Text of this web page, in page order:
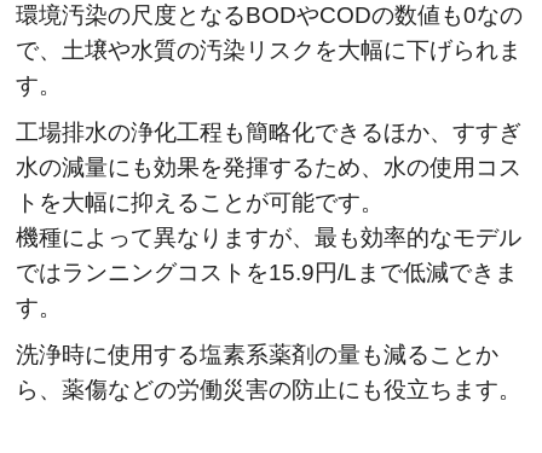
環境汚染の尺度となるBODやCODの数値も0なの
で、土壌や水質の汚染リスクを大幅に下げられま
す。
工場排水の浄化工程も簡略化できるほか、すすぎ
水の減量にも効果を発揮するため、水の使用コス
トを大幅に抑えることが可能です。
機種によって異なりますが、最も効率的なモデル
ではランニングコストを15.9円/Lまで低減できま
す。
洗浄時に使用する塩素系薬剤の量も減ることか
ら、薬傷などの労働災害の防止にも役立ちます。